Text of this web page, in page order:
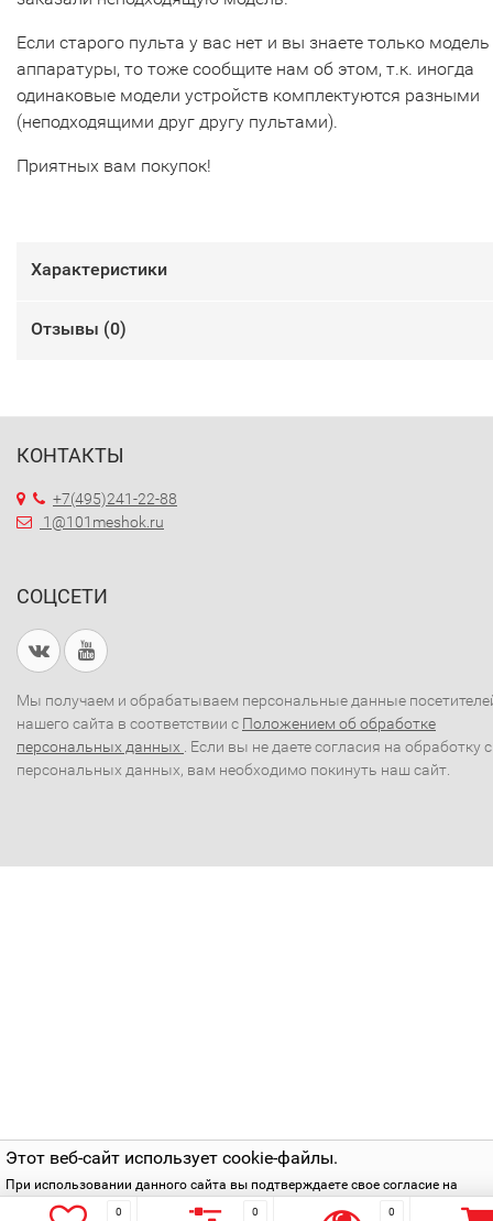
Этот веб-сайт использует cookie-файлы.
При использовании данного сайта вы подтверждаете свое согласие на
использование cookie-файлов в соответствии с нашей
Если старого пульта у вас нет и вы знаете только модель
аппаратуры, то тоже сообщите нам об этом, т.к. иногда
одинаковые модели устройств комплектуются разными
(неподходящими друг другу пультами).
Приятных вам покупок!
Характеристики
Отзывы (0)
КОНТАКТЫ
+7(495)241-22-88
1@101meshok.ru
СОЦСЕТИ
Мы получаем и обрабатываем персональные данные
нашего сайта в соответствии с Положением об обработке
персональных данных . Если вы не даете согласия на обработку
персональных данных, вам необходимо покинуть наш сайт.
0 0 0